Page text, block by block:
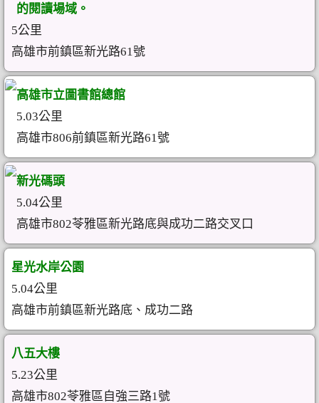
的閱讀場域。
5公里
高雄市前鎮區新光路61號
高雄市立圖書館總館
5.03公里
高雄市806前鎮區新光路61號
新光碼頭
5.04公里
高雄市802苓雅區新光路底與成功二路交叉口
星光水岸公園
5.04公里
高雄市前鎮區新光路底、成功二路
八五大樓
5.23公里
高雄市802苓雅區自強三路1號